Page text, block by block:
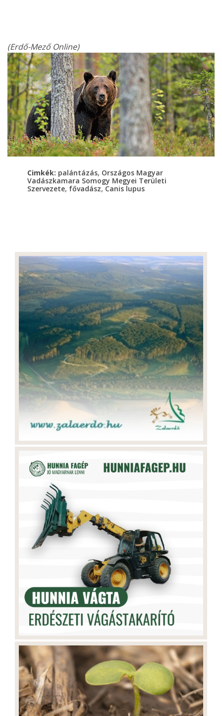
(Erdő-Mező Online)
Cimkék: palántázás, Országos Magyar
Vadászkamara Somogy Megyei Területi
Szervezete, fővadász,Canis lupus